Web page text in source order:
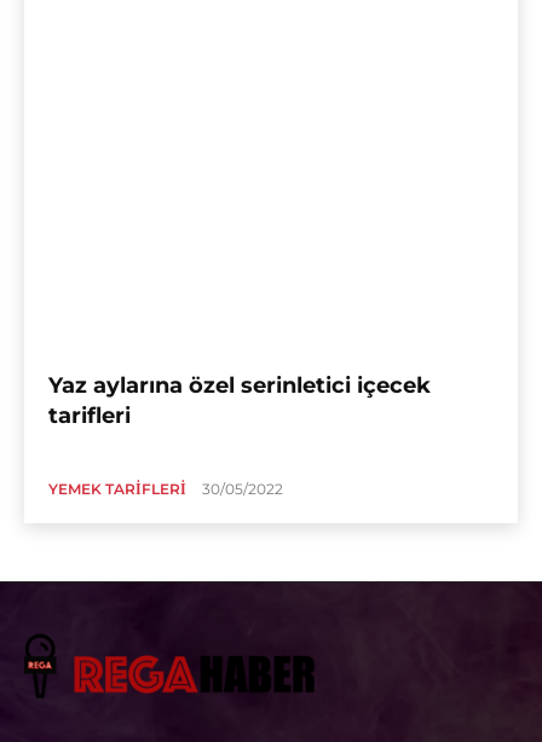
Yaz aylarına özel serinletici içecek
tarifleri
YEMEK TARIFLERI 30/05/2022